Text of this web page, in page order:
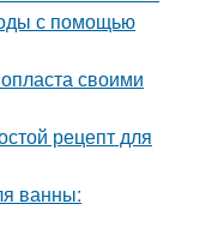
с помощью
своими
рецепт для
ванны: